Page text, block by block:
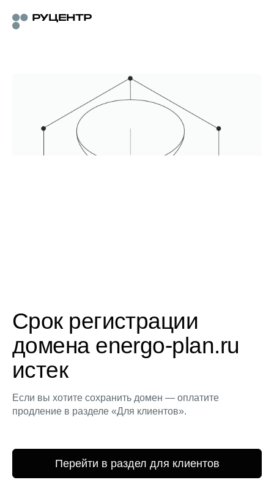
Срок регистрации
домена energo-plan.ru
истек
Если вы хотите сохранить домен — оплатите
продление в разделе «Для клиентов».
Перейти в раздел для клиентов